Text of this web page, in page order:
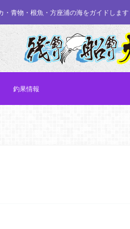
・青物・根魚・方座浦の海をガイドします
釣果情報